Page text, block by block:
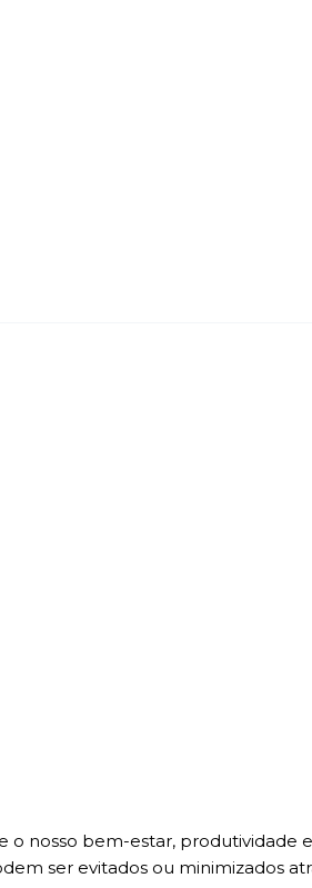
o nosso bem-estar, produtividade
ser evitados ou minimizados